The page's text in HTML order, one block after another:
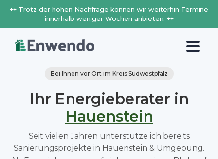
++ Trotz der hohen Nachfrage können wir weiterhin Termine
innerhalb weniger Wochen anbieten. ++
Bei Ihnen vor Ort im Kreis Südwestpfalz
Ihr Energieberater in
Hauenstein
Seit vielen Jahren unterstütze ich bereits
Sanierungsprojekte in Hauenstein & Umgebung.